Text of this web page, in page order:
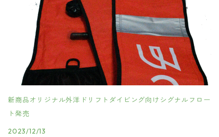
新商品オリジナル外洋ドリフトダイビング向けシグナルフロー
ト発売
2023/12/13